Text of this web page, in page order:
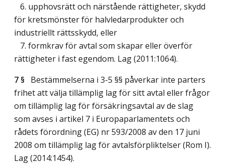
6. upphovsrätt och närstående rättigheter, skydd
för kretsmönster för halvledarprodukter och
industriellt rättsskydd, eller
7. formkrav för avtal som skapar eller överför
rättigheter i fast egendom. Lag (2011:1064).
7 § Bestämmelserna i 3-5 §§ påverkar inte parters
frihet att välja tillämplig lag för sitt avtal eller frågor
om tillämplig lag för försäkringsavtal av de slag
som avses i artikel 7 i Europaparlamentets och
rådets förordning (EG) nr 593/2008 av den 17 juni
2008 om tillämplig lag för avtalsförpliktelser (Rom I).
Lag (2014:1454).